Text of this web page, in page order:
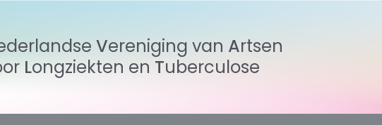
Vereniging van
Artsen
Longziekten en Tuberculose